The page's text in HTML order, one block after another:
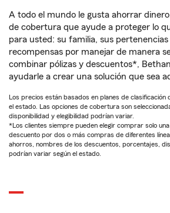
A todo el mundo le gusta ahorrar
de cobertura que ayude a proteger lo
para usted: su familia, sus
recompensas por manejar de manera
combinar pólizas y descuentos*,
ayudarle a crear una solución que sea
Los precios están basados en planes de clasificación
el estado. Las opciones de cobertura son
disponibilidad y elegibilidad podrían variar.
*Los clientes siempre pueden elegir comprar solo
descuento por dos o más compras de diferentes
ahorros, nombres de los descuentos, porcentajes,
podrían variar según el estado.